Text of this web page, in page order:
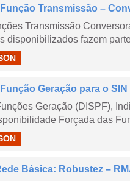
Transmissão –
Transmissão
disponibilizados fazem
Geração para o SIN
Geração (DISPF),
Forçada das
Básica: Robustez –